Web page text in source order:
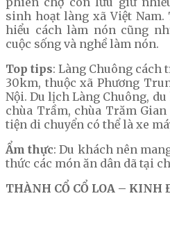
sinh hoạt làng xã Việt Nam.
hiểu cách làm nón cũng
cuộc sống và nghề làm nón.
Top tips: Làng Chuông cách
30km, thuộc xã Phương
Nội. Du lịch Làng Chuông,
chùa Trầm, chùa Trăm
tiện di chuyển có thể là xe
Ẩm thực: Du khách nên
thức các món ăn dân dã tại
THÀNH CỔ CỔ LOA – KINH